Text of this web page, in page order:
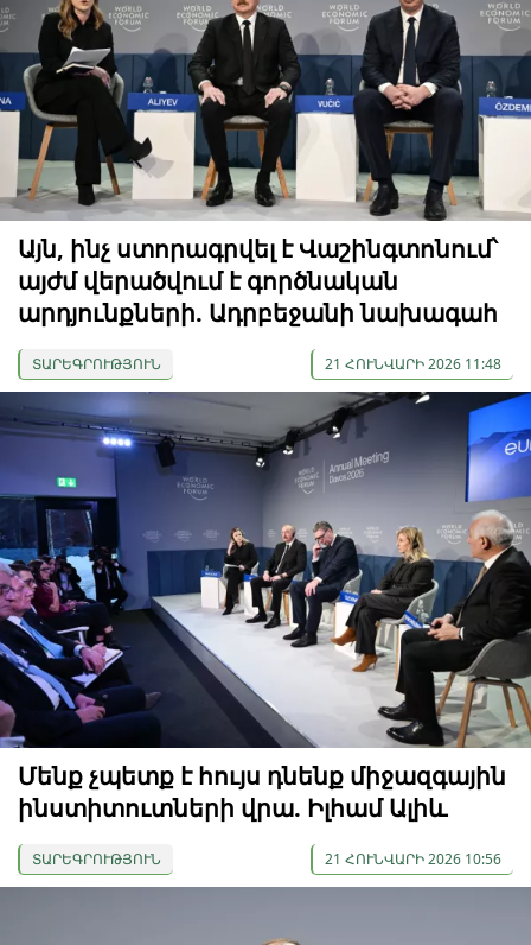
Այն, ինչ ստորագրվել է Վաշինգտոնում՝
այժմ վերածվում է գործնական
արդյունքների. Ադրբեջանի նախագահ
ՏԱՐԵԳՐՈՒԹՅՈՒՆ 21 ՀՈՒՆՎԱՐԻ 2026 11:48
Մենք չպետք է հույս դնենք միջազգային
ինստիտուտների վրա. Իլհամ Ալիև
ՏԱՐԵԳՐՈՒԹՅՈՒՆ 21 ՀՈՒՆՎԱՐԻ 2026 10:56